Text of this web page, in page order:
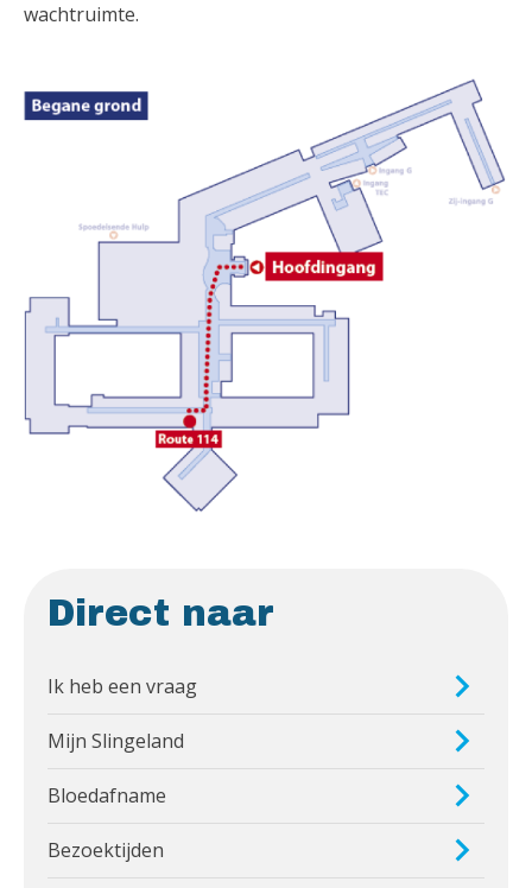
wachtruimte.
Direct naar
Ik heb een vraag
Mijn Slingeland
Bloedafname
Bezoektijden